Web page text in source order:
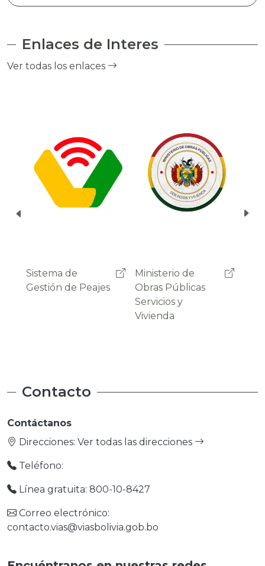
el cobro de peaje a través del debito
usuario.
Enlaces de Interes
Ver todas los enlaces
Ministerio de
Obras Públicas
Administradora
Boliviana de
Carreteras
Contacto
Contáctanos
Direcciones: Ver todas las direcciones
Teléfono:
Línea gratuita: 800-10-8427
Correo electrónico:
contacto.vias@viasbolivia.gob.bo